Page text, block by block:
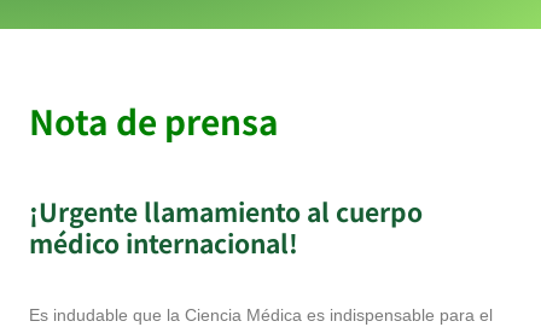
Nota de prensa
¡Urgente llamamiento al cuerpo
médico internacional!
Es indudable que la Ciencia Médica es indispensable para el